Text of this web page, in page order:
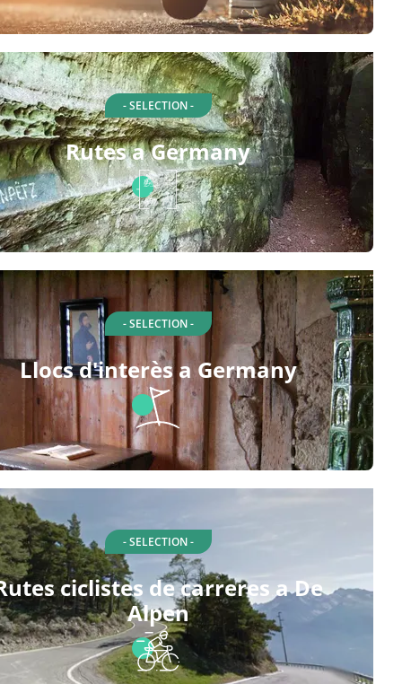
- SELECTION -
Rutes a Germany
- SELECTION -
Llocs d'interès a Germany
- SELECTION -
ciclistes de carreres a De
Alpen